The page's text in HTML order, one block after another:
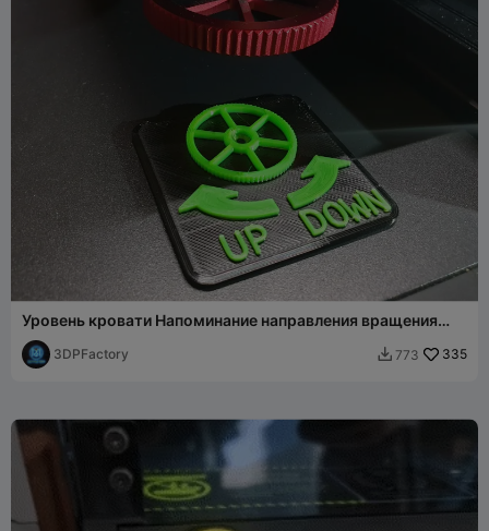
Уровень кровати Напоминание направления вращения
колес CR10 Ender 3 2 Smart Pro
3DPFactory  773 335